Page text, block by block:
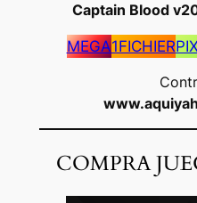
Captain Blood
MEGA1FICHIER
COMPRA